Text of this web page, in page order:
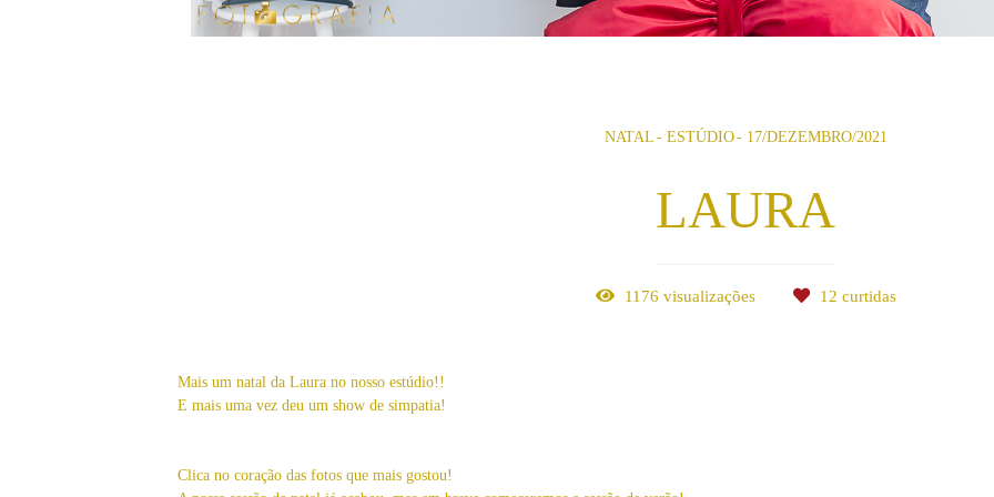
NATAL ESTÚDIO 17/DEZEMBRO/2021
LAURA
1176 visualizações 12 curtidas
Mais um natal da Laura no nosso estúdio!!
E mais uma vez deu um show de simpatia!
Clica no coração das fotos que mais gostou!